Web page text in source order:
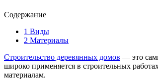
Содержание
1 Виды
2 Материалы
Строительство деревянных домов — это
широко применяется в строительных
материалам.